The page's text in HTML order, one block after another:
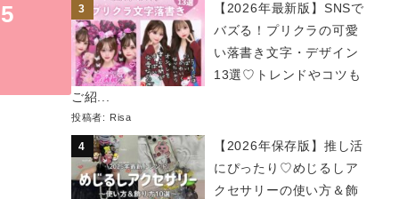
【2026年最新版】SNSで
バズる！プリクラの可愛
い落書き文字・デザイン
13選♡トレンドやコツも
ご紹...
投稿者: Risa
【2026年保存版】推し活
にぴったり♡めじるしア
クセサリーの使い方＆飾